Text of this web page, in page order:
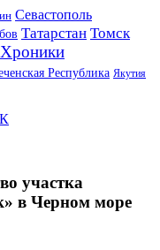
Севастополь
Татарстан Томск
Хроники
Республика Якутия
участка
в Черном море